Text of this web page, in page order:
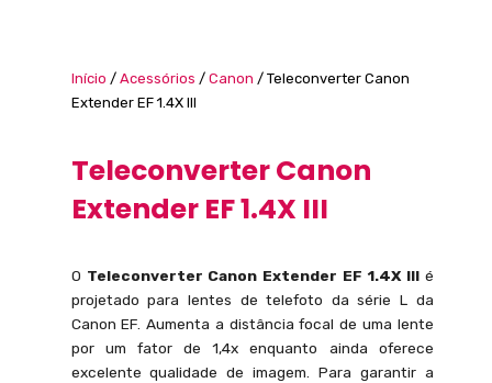
Início / Acessórios / Canon / Teleconverter Canon
Extender EF 1.4X III
Teleconverter Canon
Extender EF 1.4X III
O Teleconverter Canon Extender EF 1.4X IIIé
projetado para lentes de telefoto da série L da
Canon EF. Aumenta a distância focal de uma lente
por um fator de 1,4x enquanto ainda oferece
excelente qualidade de imagem. Para garantir a